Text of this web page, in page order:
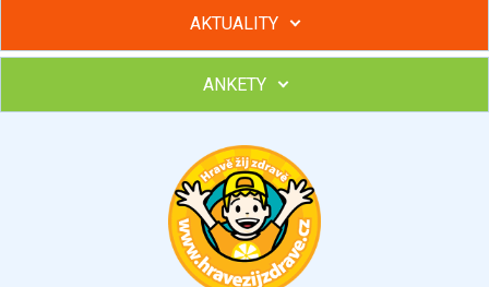
AKTUALITY
Hubněte s podporou lektorky a skupiny v kurzech STOBu
Chcete poradit s hubnutím? Najděte si odborníka STOBu ve
ANKETY